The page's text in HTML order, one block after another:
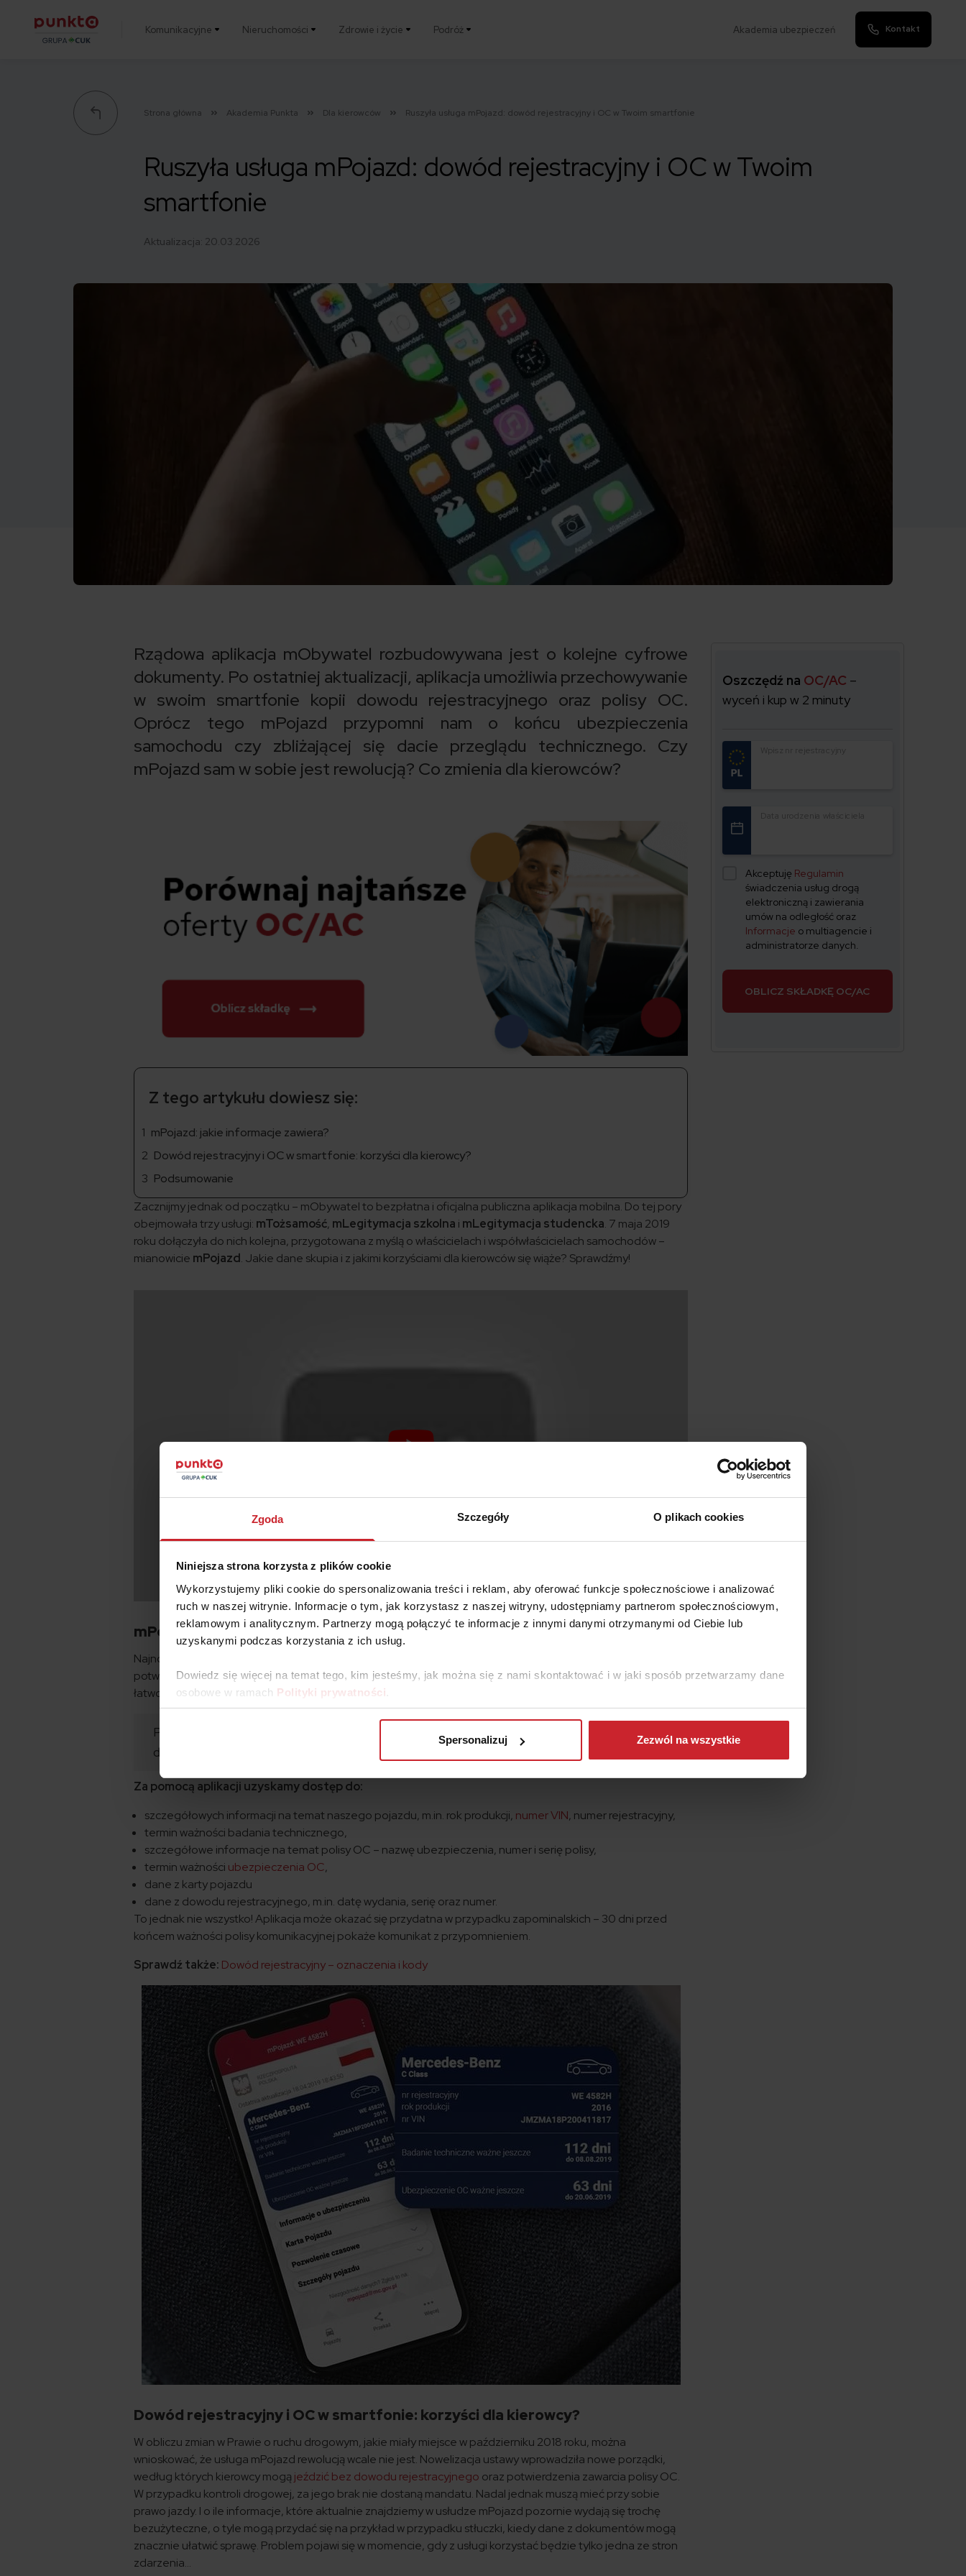
Zgoda Szczegóły O plikach cookies
Niniejsza strona korzysta z plików cookie
Wykorzystujemy pliki cookie do spersonalizowania treści i reklam, aby oferować funkcje społecznościowe i analizować
ruch w naszej witrynie. Informacje o tym, jak korzystasz z naszej witryny, udostępniamy partnerom społecznościowym,
reklamowym i analitycznym. Partnerzy mogą połączyć te informacje z innymi danymi otrzymanymi od Ciebie lub
uzyskanymi podczas korzystania z ich usług.
Dowiedz się więcej na temat tego, kim jesteśmy, jak można się z nami skontaktować i w jaki sposób przetwarzamy dane
osobowe w ramach Polityki prywatności
Spersonalizuj Zezwól na wszystkie
Komunikacyjne Nieruchomości Zdrowie i życie Podróż Akademia ubezpieczeń Kontakt
Strona główna Akademia Punkta Dla kierowców Ruszyła usługa mPojazd: dowód rejestracyjny i OC w Twoim smartfonie
Ruszyła usługa mPojazd: dowód rejestracyjny i OC w Twoim
smartfonie
Aktualizacja: 20.03.2026
Rządowa aplikacja mObywatel rozbudowywana jest o kolejne cyfrowe
dokumenty. Po ostatniej aktualizacji, aplikacja umożliwia przechowywanie
w swoim smartfonie kopii dowodu rejestracyjnego oraz polisy OC.
Oprócz tego mPojazd przypomni nam o końcu ubezpieczenia
samochodu czy zbliżającej się dacie przeglądu technicznego. Czy
mPojazd sam w sobie jest rewolucją? Co zmienia dla kierowców?
Z tego artykułu dowiesz się:
mPojazd: jakie informacje zawiera?
Dowód rejestracyjny i OC w smartfonie: korzyści dla kierowcy?
Podsumowanie
Zacznijmy jednak od początku – mObywatel to bezpłatna i oficjalna publiczna aplikacja mobilna. Do tej pory
obejmowała trzy usługi: mTożsamość, mLegitymacja szkolna i mLegitymacja studencka. 7 maja 2019
roku dołączyła do nich kolejna, przygotowana z myślą o właścicielach i współwłaścicielach samochodów –
mianowicie mPojazd. Jakie dane skupia i z jakimi korzyściami dla kierowców się wiąże? Sprawdźmy!
mPojazd: jakie informacje zawiera?
Najnowsza aktualizacja aplikacji mObywatel pozwala na dostęp do danych z dowodu rejestracyjnego oraz
potwierdzenia zawarcia polisy OC. Warunkiem jest posiadanie Profilu Zaufanego, który możemy jednak
łatwo założyć m.in. online za pośrednictwem banków.
Po aktualizacji aplikacji nastąpi ściągnięcie z państwowych baz danych informacji zawartych w
dowodzie rejestracyjnym, polisie OC oraz karcie pojazdu.
Za pomocą aplikacji uzyskamy dostęp do:
szczegółowych informacji na temat naszego pojazdu, m.in. rok produkcji, numer VIN, numer rejestracyjny,
termin ważności badania technicznego,
szczegółowe informacje na temat polisy OC – nazwę ubezpieczenia, numer i serię polisy,
termin ważności ubezpieczenia OC,
dane z karty pojazdu
dane z dowodu rejestracyjnego, m.in. datę wydania, serię oraz numer.
To jednak nie wszystko! Aplikacja może okazać się przydatna w przypadku zapominalskich – 30 dni przed
końcem ważności polisy komunikacyjnej pokaże komunikat z przypomnieniem.
Sprawdź także: Dowód rejestracyjny – oznaczenia i kody
Dowód rejestracyjny i OC w smartfonie: korzyści dla kierowcy?
W obliczu zmian w Prawie o ruchu drogowym, jakie miały miejsce w październiku 2018 roku, można
wnioskować, że usługa mPojazd rewolucją wcale nie jest. Nowelizacja ustawy wprowadziła nowe porządki,
według których kierowcy mogą jeździć bez dowodu rejestracyjnego oraz potwierdzenia zawarcia polisy OC.
W przypadku kontroli drogowej, za jego brak nie dostaną mandatu. Nadal jednak muszą mieć przy sobie
prawo jazdy. I o ile informacje, które aktualnie znajdziemy w usłudze mPojazd pozornie wydają się trochę
bezużyteczne, o tyle mogą przydać się na przykład w przypadku stłuczki, kiedy dane z dokumentów mogą
znacznie ułatwić sprawę. Problem pojawi się w momencie, gdy z usługi korzystać będzie tylko jedna ze stron
zdarzenia…
Oszczędź na OC/AC –
wyceń i kup w 2 minuty
Wpisz nr rejestracyjny
Data urodzenia właściciela
Akceptuję Regulamin
świadczenia usług drogą
elektroniczną i zawierania
umów na odległość oraz
Informacje o multiagencie i
administratorze danych.
OBLICZ SKŁADKĘ OC/AC